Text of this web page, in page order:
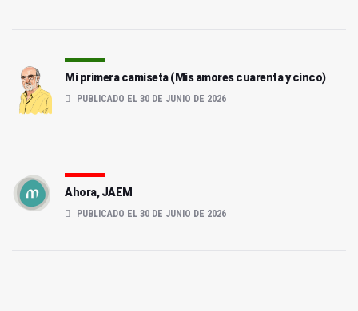
Mi primera camiseta (Mis amores cuarenta y cinco)
PUBLICADO EL 30 DE JUNIO DE 2026
Ahora, JAEM
PUBLICADO EL 30 DE JUNIO DE 2026